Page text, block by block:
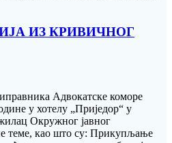
ИЗ КРИВИЧНОГ
Адвокатске коморе
у хотелу „Приједор“ у
Окружног јавног
теме, као што су: Прикупљање